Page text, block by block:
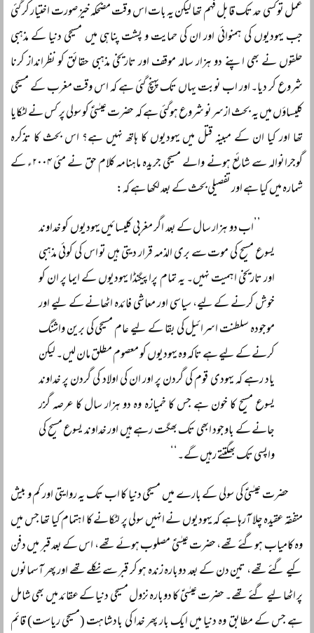
عمل تو کسی حد تک قابل فہم تھا لیکن یہ بات اس وقت مضحکہ خیز صورت اختیار کر گئی
جب یہودیوں کی ہمنوائی اور ان کی حمایت و پشت پناہی میں مسیحی دنیا کے مذہبی
حلقوں نے بھی اپنے دو ہزار سالہ موقف اور تاریخی مذہبی حقائق کو نظرانداز کرنا
شروع کر دیا۔ اور اب نوبت یہاں تک پہنچ گئی ہے کہ اس وقت مغرب کے مسیحی
کلیساؤں میں یہ بحث ازسرنو شروع ہوگئی ہے کہ حضرت عیسٰیؑ کو سولی پر کس نے لٹکایا
تھا اور کیا ان کے مبینہ قتل میں یہودیوں کا ہاتھ نہیں ہے؟ اس بحث کا تذکرہ
گوجرانوالہ سے شائع ہونے والے مسیحی جریدہ ماہنامہ کلام حق نے مئی ۲۰۰۴ء کے
شمارہ میں کیا ہے اور تفصیلی بحث کے بعد لکھا ہے کہ:
’’اب دو ہزار سال کے بعد اگر مغربی کلیسائیں یہودیوں کو خداوند
یسوع مسیح کی موت سے بری الذمہ قرار دیتی ہیں تو اس کی کوئی مذہبی
اور تاریخی اہمیت نہیں۔ یہ تمام پراپیگنڈا یہودیوں کے ایما پر ان کو
خوش کرنے کے لیے، سیاسی اور معاشی فائدہ اٹھانے کے لیے اور
موجودہ سلطنت اسرائیل کی بقا کے لیے عام مسیحی کی برین واشنگ
کرنے کے لیے ہے تاکہ وہ یہودیوں کو معصوم مطلق مان لیں۔ لیکن
یاد رہے کہ یہودی قوم کی گردن پر اور ان کی اولاد کی گردن پر خداوند
یسوع مسیح کا خون ہے جس کا خمیازہ وہ دو ہزار سال کا عرصہ گزر
جانے کے باوجود ابھی تک بھگت رہے ہیں اور خداوند یسوع مسیح کی
واپسی تک بھگتتے رہیں گے۔‘‘
حضرت عیسٰیؑ کی سولی کے بارے میں مسیحی دنیا کا اب تک یہ روایتی اور کم و بیش
متفقہ عقیدہ چلا آرہا ہے کہ یہودیوں نے انہیں سولی پر لٹکانے کا اہتمام کیا تھا جس میں
وہ کامیاب ہوگئے تھے، حضرت عیسٰیؑ مصلوب ہوئے تھے، اس کے بعد قبر میں دفن
کیے گئے تھے، تین دن کے بعد دوبارہ زندہ ہو کر قبر سے نکلے تھے اور پھر آسمانوں
پر اٹھا لیے گئے تھے۔ حضرت عیسٰیؑ کا دوبارہ نزول مسیحی دنیا کے عقائد میں بھی شامل
ہے جس کے مطابق وہ دنیا میں ایک بار پھر خدا کی بادشاہت (مسیحی ریاست) قائم